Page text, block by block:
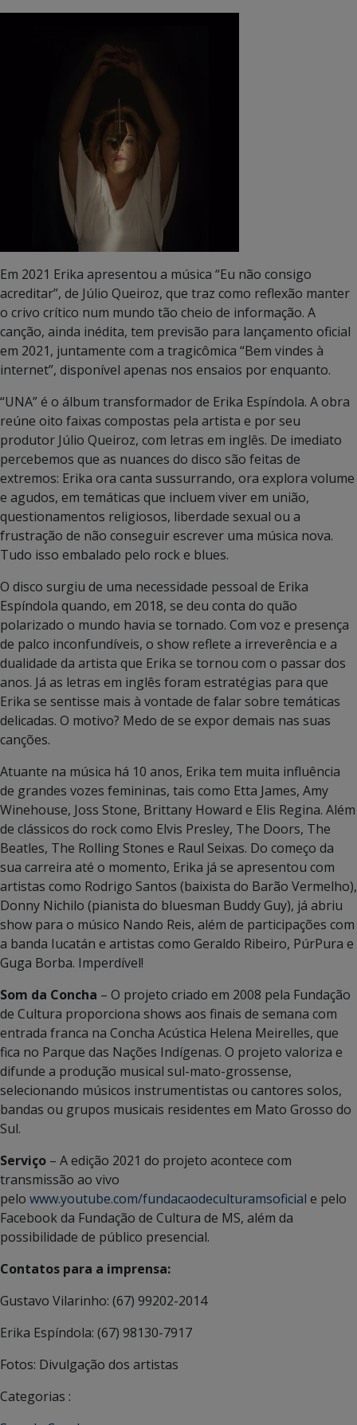
Em 2021 Erika apresentou a música “Eu não consigo
acreditar”, de Júlio Queiroz, que traz como reflexão manter
o crivo crítico num mundo tão cheio de informação. A
canção, ainda inédita, tem previsão para lançamento oficial
em 2021, juntamente com a tragicômica “Bem vindes à
internet”, disponível apenas nos ensaios por enquanto.
“UNA” é o álbum transformador de Erika Espíndola. A obra
reúne oito faixas compostas pela artista e por seu
produtor Júlio Queiroz, com letras em inglês. De imediato
percebemos que as nuances do disco são feitas de
extremos: Erika ora canta sussurrando, ora explora volume
e agudos, em temáticas que incluem viver em união,
questionamentos religiosos, liberdade sexual ou a
frustração de não conseguir escrever uma música nova.
Tudo isso embalado pelo rock e blues.
O disco surgiu de uma necessidade pessoal de Erika
Espíndola quando, em 2018, se deu conta do quão
polarizado o mundo havia se tornado. Com voz e presença
de palco inconfundíveis, o show reflete a irreverência e a
dualidade da artista que Erika se tornou com o passar dos
anos. Já as letras em inglês foram estratégias para que
Erika se sentisse mais à vontade de falar sobre temáticas
delicadas. O motivo? Medo de se expor demais nas suas
canções.
Atuante na música há 10 anos, Erika tem muita influência
de grandes vozes femininas, tais como Etta James, Amy
Winehouse, Joss Stone, Brittany Howard e Elis Regina. Além
de clássicos do rock como Elvis Presley, The Doors, The
Beatles, The Rolling Stones e Raul Seixas. Do começo da
sua carreira até o momento, Erika já se apresentou com
artistas como Rodrigo Santos (baixista do Barão Vermelho),
Donny Nichilo (pianista do bluesman Buddy Guy), já abriu
show para o músico Nando Reis, além de participações com
a banda Iucatán e artistas como Geraldo Ribeiro, PúrPura e
Guga Borba. Imperdível!
Som da Concha – O projeto criado em 2008 pela Fundação
de Cultura proporciona shows aos finais de semana com
entrada franca na Concha Acústica Helena Meirelles, que
fica no Parque das Nações Indígenas. O projeto valoriza e
difunde a produção musical sul-mato-grossense,
selecionando músicos instrumentistas ou cantores solos,
bandas ou grupos musicais residentes em Mato Grosso do
Sul.
Serviço – A edição 2021 do projeto acontece com
transmissão ao vivo
pelo www.youtube.com/fundacaodeculturamsoficial e pelo
Facebook da Fundação de Cultura de MS, além da
possibilidade de público presencial.
Contatos para a imprensa:
Gustavo Vilarinho: (67) 99202-2014
Erika Espíndola: (67) 98130-7917
Fotos: Divulgação dos artistas
Categorias :